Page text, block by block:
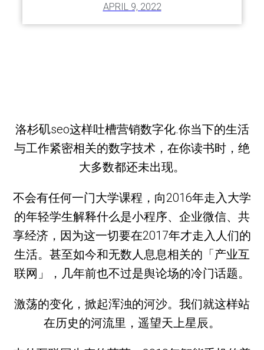
APRIL 9, 2022
洛杉矶seo这样吐槽营销数字化.你当下的生活
与工作紧密相关的数字技术，在你读书时，绝
大多数都还未出现。
不会有任何一门大学课程，向2016年走入大学
的年轻学生解释什么是小程序、企业微信、共
享经济，因为这一切要在2017年才走入人们的
生活。甚至如今和无数人息息相关的「产业互
联网」，几年前也不过是舆论场的冷门话题。
激荡的变化，掀起浑浊的河沙。我们就这样站
在历史的河流里，遥望天上星辰。